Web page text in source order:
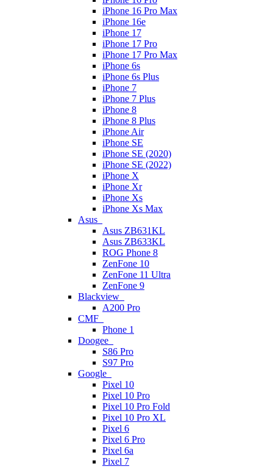
iPhone 16 Pro Max
iPhone 16e
iPhone 17
iPhone 17 Pro
iPhone 17 Pro Max
iPhone 6s
iPhone 6s Plus
iPhone 7
iPhone 7 Plus
iPhone 8
iPhone 8 Plus
iPhone Air
iPhone SE
iPhone SE (2020)
iPhone SE (2022)
iPhone X
iPhone Xr
iPhone Xs
iPhone Xs Max
Asus
Asus ZB631KL
Asus ZB633KL
ROG Phone 8
ZenFone 10
ZenFone 11 Ultra
ZenFone 9
Blackview
A200 Pro
CMF
Phone 1
Doogee
S86 Pro
S97 Pro
Google
Pixel 10
Pixel 10 Pro
Pixel 10 Pro Fold
Pixel 10 Pro XL
Pixel 6
Pixel 6 Pro
Pixel 6a
Pixel 7